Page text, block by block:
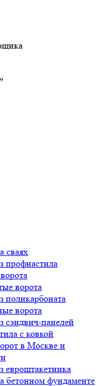
сваях
профнастила
ворота
поликарбоната
ворота
сэндвич-панелей
с ковкой
в Москве и
евроштакетника
бетонном фундаменте